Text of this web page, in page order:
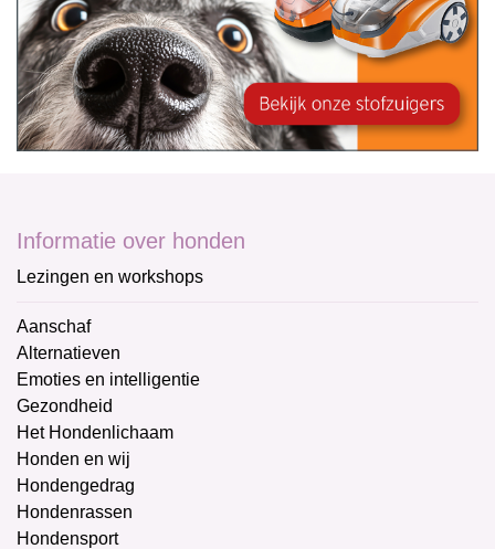
Informatie over honden
Lezingen en workshops
Aanschaf
Alternatieven
Emoties en intelligentie
Gezondheid
Het Hondenlichaam
Honden en wij
Hondengedrag
Hondenrassen
Hondensport